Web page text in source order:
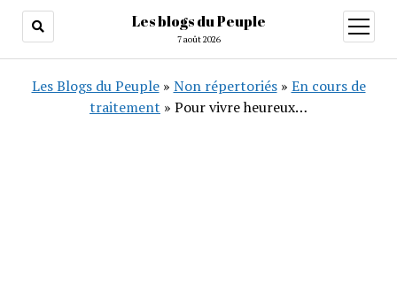
Les blogs du Peuple
7 août 2026
ouvrir
menu
Les Blogs du Peuple» Non répertoriés» En cours de
traitement » Pour vivre heureux…